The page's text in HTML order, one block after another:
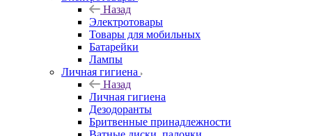
Назад
Электротовары
Товары для мобильных
Батарейки
Лампы
Личная гигиена
Назад
Личная гигиена
Дезодоранты
Бритвенные принадлежности